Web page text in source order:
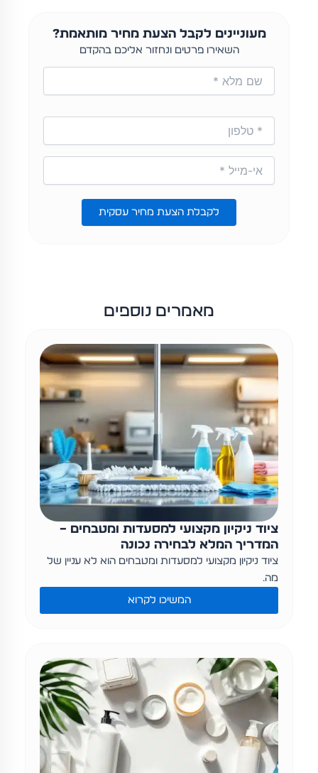
מעוניינים לקבל הצעת מחיר מותאמת?
השאירו פרטים ונחזור אליכם בהקדם
לקבלת הצעת מחיר עסקית
מאמרים נוספים
ציוד ניקיון מקצועי למסעדות ומטבחים –
המדריך המלא לבחירה נכונה
ציוד ניקיון מקצועי למסעדות ומטבחים הוא לא עניין של
מה…
המשיכו לקרוא